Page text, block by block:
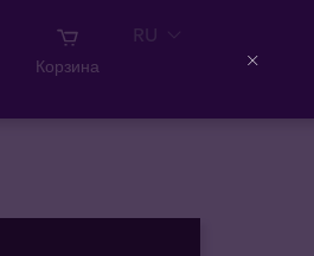
Корзина
RU
Close